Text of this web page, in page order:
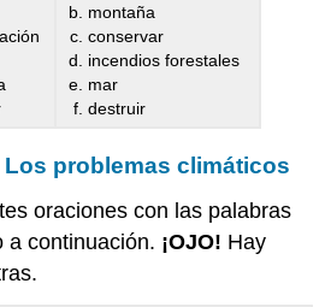
montaña
conservar
incendios forestales
mar
destruir
Los problemas climáticos
oraciones con las palabras
a continuación. ¡OJO! Hay